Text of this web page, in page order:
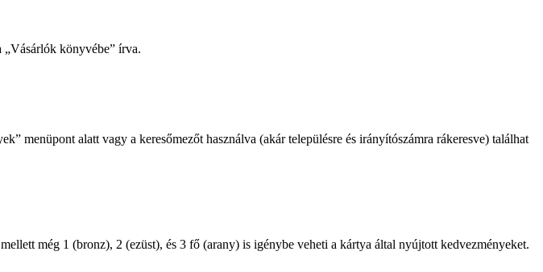
„Vásárlók könyvébe” írva.
menüpont alatt vagy a keresőmezőt használva (akár településre és irányítószámra rákeresve) találhat
még 1 (bronz), 2 (ezüst), és 3 fő (arany) is igénybe veheti a kártya által nyújtott kedvezményeket.